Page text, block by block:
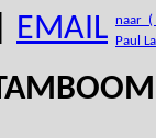
EMAIL naar (
Paul